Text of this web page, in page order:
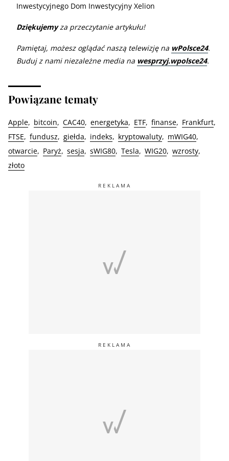
Inwestycyjnego Dom Inwestycyjny Xelion
Dziękujemyza przeczytanie artykułu!
Pamiętaj, możesz oglądać naszą telewizję na wPolsce24.
Buduj z nami niezależne media na wesprzyj.wpolsce24.
Powiązane tematy
Apple bitcoin CAC40 energetyka ETF finanse
Frankfurt
FTSE
fundusz giełda indeks kryptowaluty
mWIG40
otwarcie
Paryż sesja sWIG80 Tesla WIG20 wzrosty
złoto